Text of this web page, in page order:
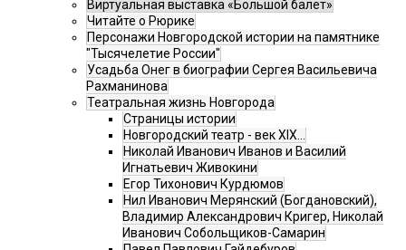
Виртуальная выставка «Большой балет»
Читайте о Рюрике
Персонажи Новгородской истории на памятнике
"Тысячелетие России"
Усадьба Онег в биографии Сергея Васильевича
Рахманинова
Театральная жизнь Новгорода
Страницы истории
Новгородский театр - век XIX…
Николай Иванович Иванов и Василий
Игнатьевич Живокини
Егор Тихонович Курдюмов
Нил Иванович Мерянский (Богдановский),
Владимир Александрович Кригер, Николай
Иванович Собольщиков-Самарин